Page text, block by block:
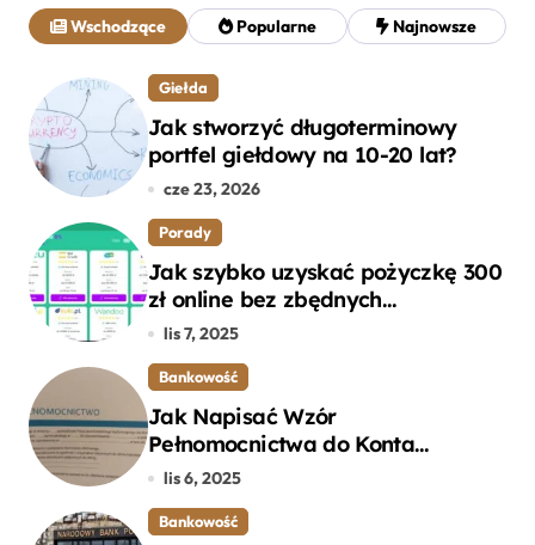
j
:
Wschodzące Popularne Najnowsze
Giełda
Jak stworzyć długoterminowy
portfel giełdowy na 10-20 lat?
cze 23, 2026
Porady
Jak szybko uzyskać pożyczkę 300
zł online bez zbędnych
formalności?
lis 7, 2025
Bankowość
Jak Napisać Wzór
Pełnomocnictwa do Konta
Bankowego – Praktyczny
lis 6, 2025
Bankowość